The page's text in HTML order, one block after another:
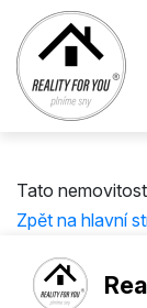
Tato
Zpět na hlavní